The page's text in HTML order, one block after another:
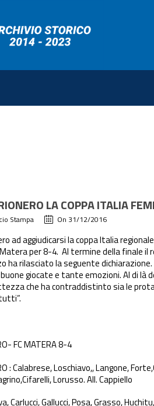
LA COPPA ITALIA
Stampa On 31/12/2016
ad aggiudicarsi la coppa Italia
per 8-4. Al termine della finale il
ha rilasciato la seguente
giocate e tante emozioni. Al di
che ha contraddistinto sia le
FC MATERA 8-4
: Calabrese, Loschiavo,, Langone,
Lorusso. All. Cappiello
Carlucci, Gallucci, Posa, Grasso,